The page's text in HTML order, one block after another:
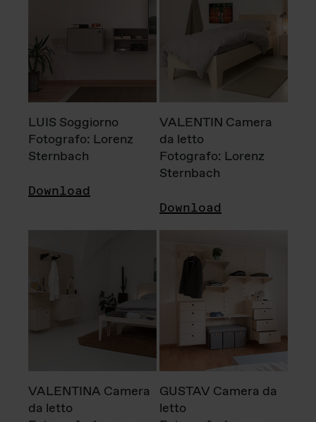
LUIS Soggiorno
Fotografo: Lorenz
Sternbach
Download
VALENTIN Camera
da letto
Fotografo: Lorenz
Sternbach
Download
VALENTINA Camera
da letto
GUSTAV Camera da
letto